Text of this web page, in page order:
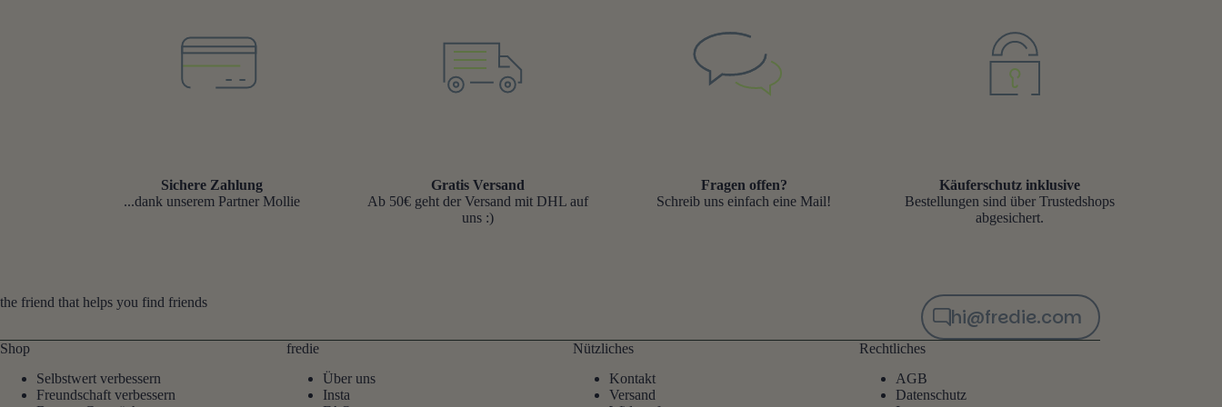
Sichere Zahlung
...dank unserem Partner Mollie
Gratis Versand
Ab 50€ geht der Versand mit DHL auf
uns :)
Fragen offen?
Schreib uns einfach eine Mail!
Käuferschutz inklusive
Bestellungen sind über Trustedshops
abgesichert.
the friend that helps you find friends
hi@fredie.com
Shop
Selbstwert verbessern
Freundschaft verbessern
fredie
Über uns
Insta
Nützliches
Kontakt
Versand
Rechtliches
AGB
Datenschutz